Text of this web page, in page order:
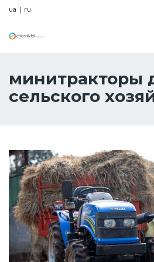
ua | ru
минитракторы
сельского